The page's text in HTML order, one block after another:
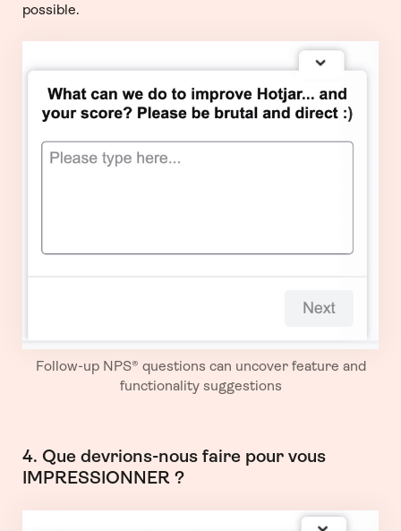
possible.
Follow-up NPS® questions can uncover feature and
functionality suggestions
4. Que devrions-nous faire pour vous
IMPRESSIONNER ?